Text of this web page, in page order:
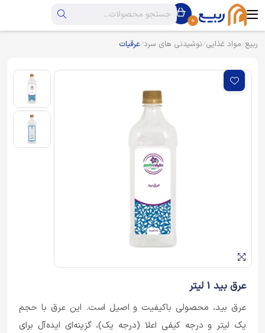
0
ربیع مواد غذایی نوشیدنی های سرد عرقیات
عرق بید 1 لیتر
عرق بید، محصولی باکیفیت و اصیل است. این عرق با حجم
یک لیتر و درجه کیفی اعلا (درجه یک)، گزینه‌ای ایده‌آل برای